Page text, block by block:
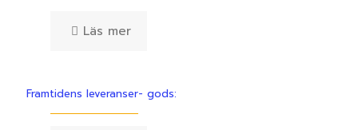
Läs mer
Framtidens leveranser- gods: